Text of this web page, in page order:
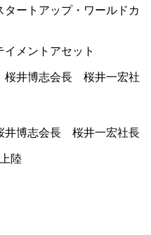
ートアップ・ワールドカ
メントアセット
井博志会長 桜井一宏社長
上陸